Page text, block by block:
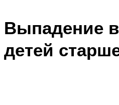
Выпадение
детей